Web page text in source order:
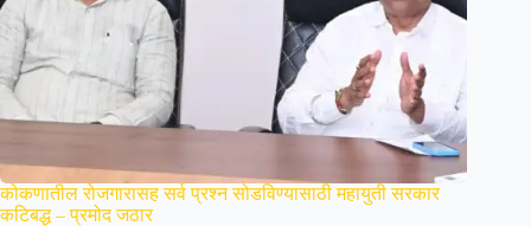
कोकणातील रोजगारासह सर्व प्रश्न सोडविण्यासाठी महायुती सरकार
कटिबद्ध – प्रमोद जठार